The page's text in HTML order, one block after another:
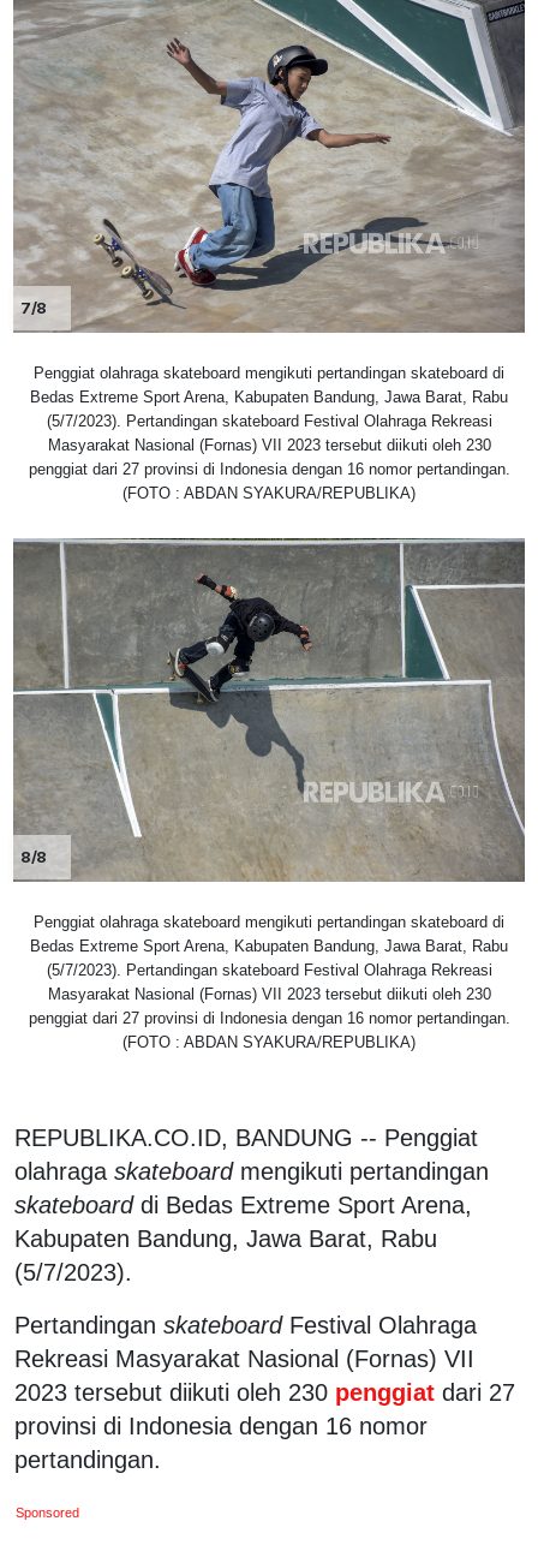
7/8
Penggiat olahraga skateboard mengikuti pertandingan skateboard di
Bedas Extreme Sport Arena, Kabupaten Bandung, Jawa Barat, Rabu
(5/7/2023). Pertandingan skateboard Festival Olahraga Rekreasi
Masyarakat Nasional (Fornas) VII 2023 tersebut diikuti oleh 230
penggiat dari 27 provinsi di Indonesia dengan 16 nomor pertandingan.
(FOTO : ABDAN SYAKURA/REPUBLIKA)
8/8
Penggiat olahraga skateboard mengikuti pertandingan skateboard di
Bedas Extreme Sport Arena, Kabupaten Bandung, Jawa Barat, Rabu
(5/7/2023). Pertandingan skateboard Festival Olahraga Rekreasi
Masyarakat Nasional (Fornas) VII 2023 tersebut diikuti oleh 230
penggiat dari 27 provinsi di Indonesia dengan 16 nomor pertandingan.
(FOTO : ABDAN SYAKURA/REPUBLIKA)
REPUBLIKA.CO.ID, BANDUNG -- Penggiat
olahraga skateboardmengikuti pertandingan
skateboarddi Bedas Extreme Sport Arena,
Kabupaten Bandung, Jawa Barat, Rabu
(5/7/2023).
Pertandingan skateboardFestival Olahraga
Rekreasi Masyarakat Nasional (Fornas) VII
2023 tersebut diikuti oleh 230 penggiat dari 27
provinsi di Indonesia dengan 16 nomor
pertandingan.
Sponsored